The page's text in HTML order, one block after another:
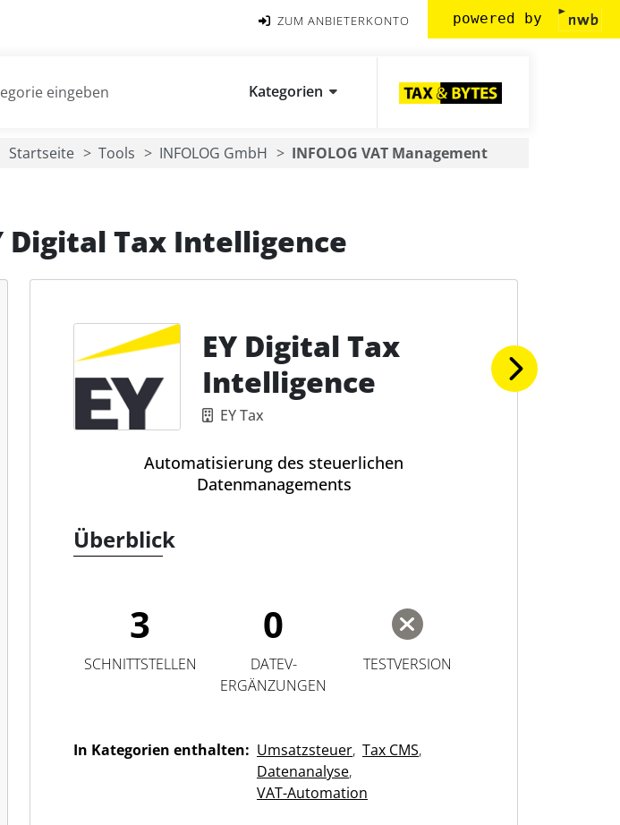
ZUM ANBIETERKONTO powered by
Kategorien
Startseite Tools INFOLOG GmbH INFOLOG VAT Management
Digital Tax Intelligence
EY Digital Tax
Intelligence
EY Tax
Automatisierung des steuerlichen
Datenmanagements
Überblick
3
SCHNITTSTELLEN
0
DATEV-
ERGÄNZUNGEN
TESTVERSION
In Kategorien enthalten: Umsatzsteuer, Tax CMS,
Datenanalyse,
VAT-Automation